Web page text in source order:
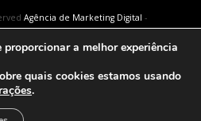
Agência de Marketing Digital -
AGÊNCIA DE MARKETING DIGITAL
a melhor experiência
quais cookies estamos usando
.